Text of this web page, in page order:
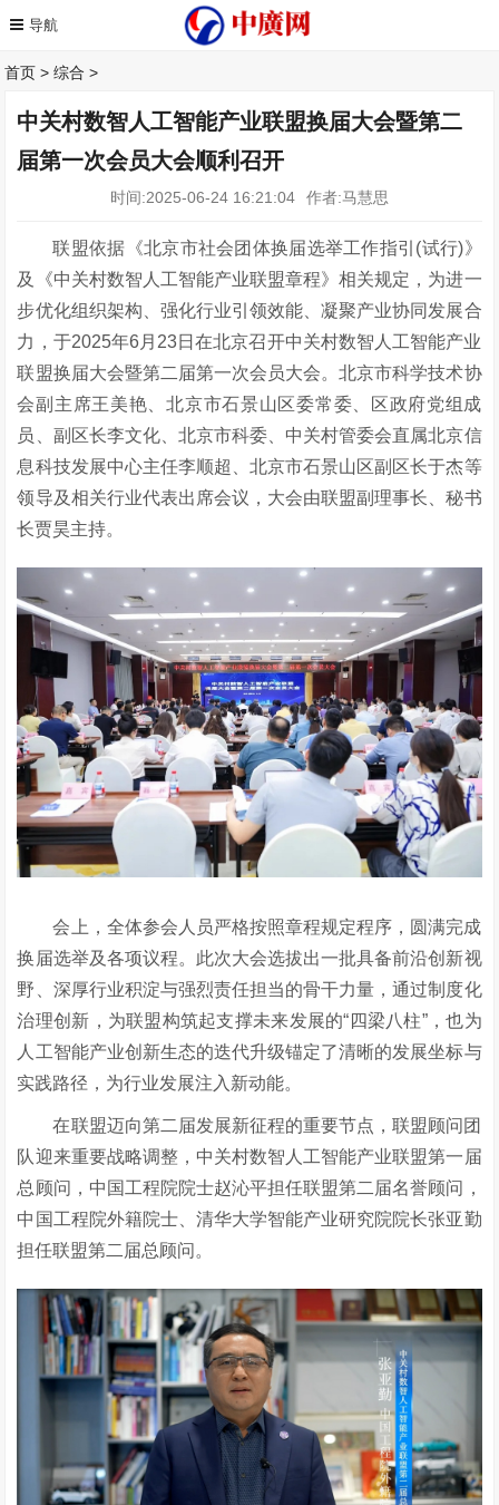
首页 >综合 >
中关村数智人工智能产业联盟换届大会暨第二
届第一次会员大会顺利召开
时间:2025-06-24 16:21:04 作者:马慧思
联盟依据《北京市社会团体换届选举工作指引 (试行)》
及《中关村数智人工智能产业联盟章程》相关规定，为进一
步优化组织架构、强化行业引领效能、凝聚产业协同发展合
力，于2025年6月23日在北京召开中关村数智人工智能产业
联盟换届大会暨第二届第一次会员大会。北京市科学技术协
会副主席王美艳、北京市石景山区委常委、区政府党组成
员、副区长李文化、北京市科委、中关村管委会直属北京信
息科技发展中心主任李顺超、北京市石景山区副区长于杰等
领导及相关行业代表出席会议，大会由联盟副理事长、秘书
长贾昊主持。
会上，全体参会人员严格按照章程规定程序，圆满完成
换届选举及各项议程。此次大会选拔出一批具备前沿创新视
野、深厚行业积淀与强烈责任担当的骨干力量，通过制度化
治理创新，为联盟构筑起支撑未来发展的“四梁八柱”，也为
人工智能产业创新生态的迭代升级锚定了清晰的发展坐标与
实践路径，为行业发展注入新动能。
在联盟迈向第二届发展新征程的重要节点，联盟顾问团
队迎来重要战略调整，中关村数智人工智能产业联盟第一届
总顾问，中国工程院院士赵沁平担任联盟第二届名誉顾问，
中国工程院外籍院士、清华大学智能产业研究院院长张亚勤
担任联盟第二届总顾问。